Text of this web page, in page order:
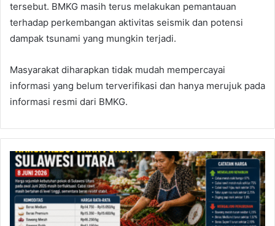
tersebut. BMKG masih terus melakukan pemantauan
terhadap perkembangan aktivitas seismik dan potensi
dampak tsunami yang mungkin terjadi.
Masyarakat diharapkan tidak mudah mempercayai
informasi yang belum terverifikasi dan hanya merujuk pada
informasi resmi dari BMKG.